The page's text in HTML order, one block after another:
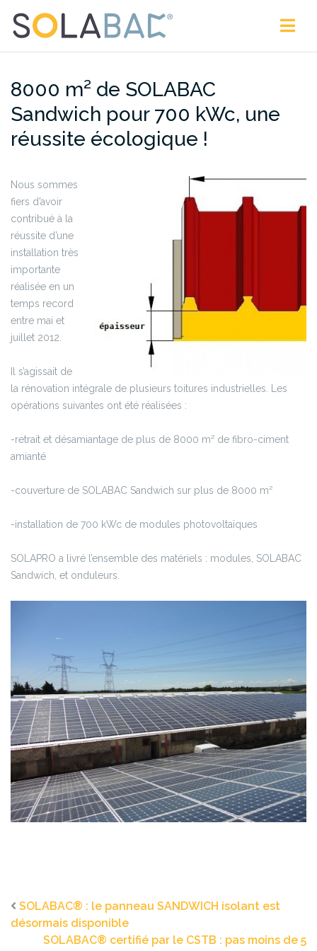
contenu
8000 m² de SOLABAC
Sandwich pour 700 kWc, une
réussite écologique !
Nous sommes
fiers d’avoir
contribué à la
réussite d’une
installation très
importante
réalisée en un
temps record
entre mai et
juillet 2012.
Il s’agissait de
la rénovation intégrale de plusieurs toitures industrielles. Les
opérations suivantes ont été réalisées :
-retrait et désamiantage de plus de 8000 m² de fibro-ciment
amianté
-couverture de SOLABAC Sandwich sur plus de 8000 m²
-installation de 700 kWc de modules photovoltaïques
SOLAPRO a livré l’ensemble des matériels : modules, SOLABAC
Sandwich, et onduleurs.
SOLABAC® : le panneau SANDWICH isolant est
désormais disponible
SOLABAC® certifié par le CSTB : pas moins de 5